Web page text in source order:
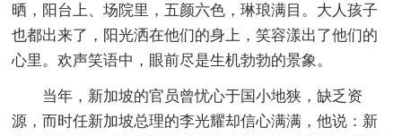
晒，阳台上、场院里，五颜六色，琳琅满目。大人孩子
也都出来了，阳光洒在他们的身上，笑容漾出了他们的
心里。欢声笑语中，眼前尽是生机勃勃的景象。
当年，新加坡的官员曾忧心于国小地狭，缺乏资
源，而时任新加坡总理的李光耀却信心满满，他说：新